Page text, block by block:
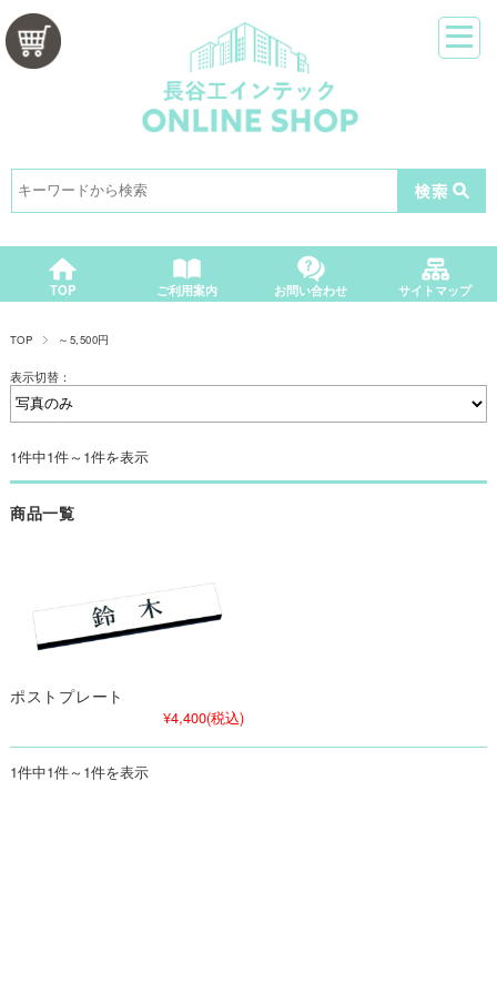
TOP ご利用案内 お問い合わせ サイトマップ
TOP ～5,500円
表示切替：
1件中1件～1件を表示
商品一覧
ポストプレート
¥4,400(税込)
1件中1件～1件を表示